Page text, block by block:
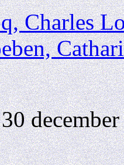
Charles